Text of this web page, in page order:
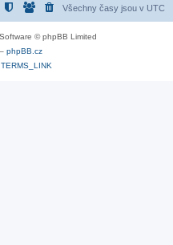
Všechny časy jsou v UTC
© phpBB Limited
phpBB.cz
TERMS_LINK